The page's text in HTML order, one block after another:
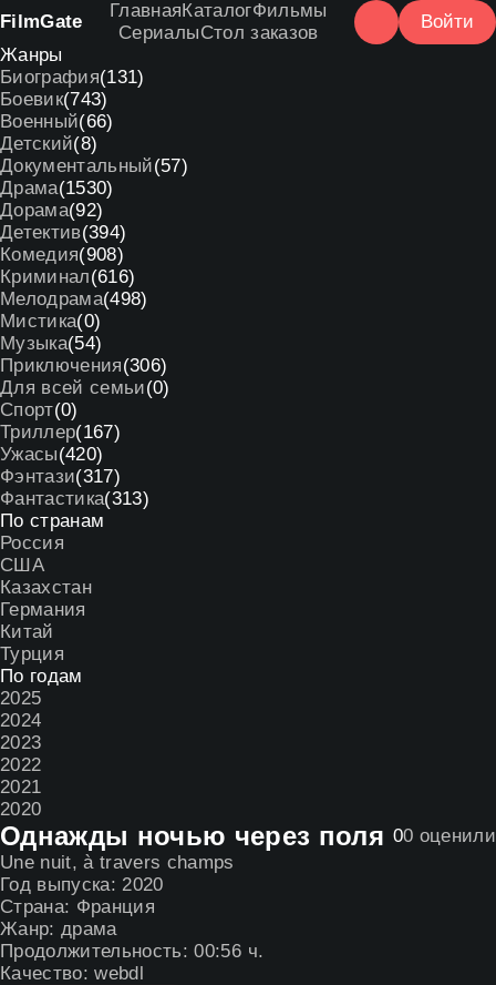
FilmGate
ГлавнаяКаталогФильмы
СериалыСтол заказов
Войти
Жанры
Биография(131)
Боевик(743)
Военный(66)
Детский(8)
Документальный(57)
Драма(1530)
Дорама(92)
Детектив(394)
Комедия(908)
Криминал(616)
Мелодрама(498)
Мистика(0)
Музыка(54)
Приключения(306)
Для всей семьи(0)
Спорт(0)
Триллер(167)
Ужасы(420)
Фэнтази(317)
Фантастика(313)
По странам
Россия
США
Казахстан
Германия
Китай
Турция
По годам
2025
2024
2023
2022
2021
2020
Однажды ночью через поля 00 оценили
Une nuit, à travers champs
Год выпуска: 2020
Страна: Франция
Жанр: драма
Продолжительность: 00:56 ч.
Качество: webdl